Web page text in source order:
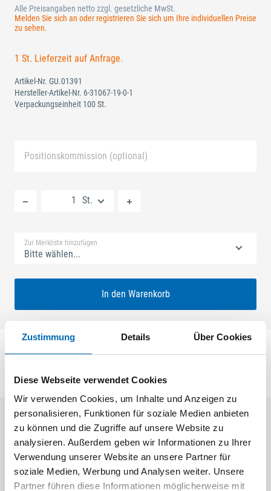
Zustimmung Details Über Cookies
Diese Webseite verwendet Cookies
Wir verwenden Cookies, um Inhalte und Anzeigen zu
personalisieren, Funktionen für soziale Medien anbieten
zu können und die Zugriffe auf unsere Website zu
analysieren. Außerdem geben wir Informationen zu Ihrer
Verwendung unserer Website an unsere Partner für
soziale Medien, Werbung und Analysen weiter. Unsere
Partner führen diese Informationen möglicherweise mit
Alle Preisangaben netto zzgl. gesetzliche MwSt.
Melden Sie sich an oder registrieren Sie sich um Ihre individuellen Preise
zu sehen.
1 St. Lieferzeit auf Anfrage.
Artikel-Nr. GU.01391
Hersteller-Artikel-Nr. 6-31067-19-0-1
Verpackungseinheit 100 St.
Positionskommission (optional)
St.
Zur Merkliste hinzufügen
Bitte wählen...
In den Warenkorb
Aktuelle Angebote